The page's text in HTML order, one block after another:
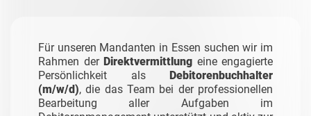
Für unseren Mandanten in Essen suchen wir im
Rahmen der Direktvermittlung eine engagierte
Persönlichkeit als Debitorenbuchhalter
(m/w/d), die das Team bei der professionellen
Bearbeitung aller Aufgaben im